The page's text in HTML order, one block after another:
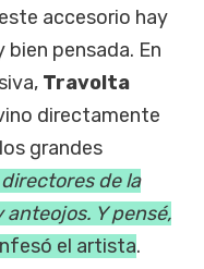
accesorio hay
pensada. En
Travolta
directamente
grandes
directores de la
Y pensé,
el artista.